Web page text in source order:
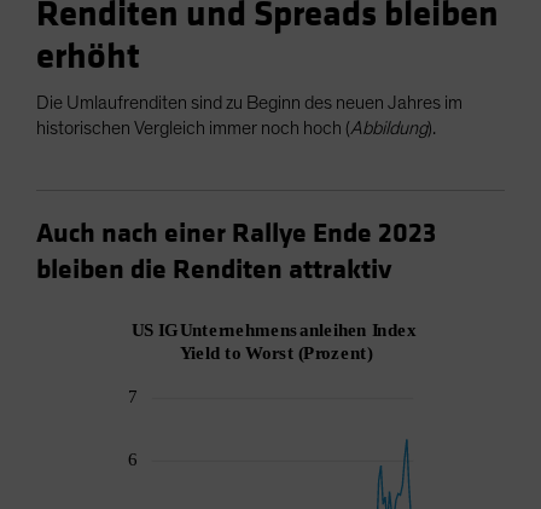
Renditen und Spreads bleiben
erhöht
Die Umlaufrenditen sind zu Beginn des neuen Jahres im
historischen Vergleich immer noch hoch (Abbildung).
Auch nach einer Rallye Ende 2023
bleiben die Renditen attraktiv